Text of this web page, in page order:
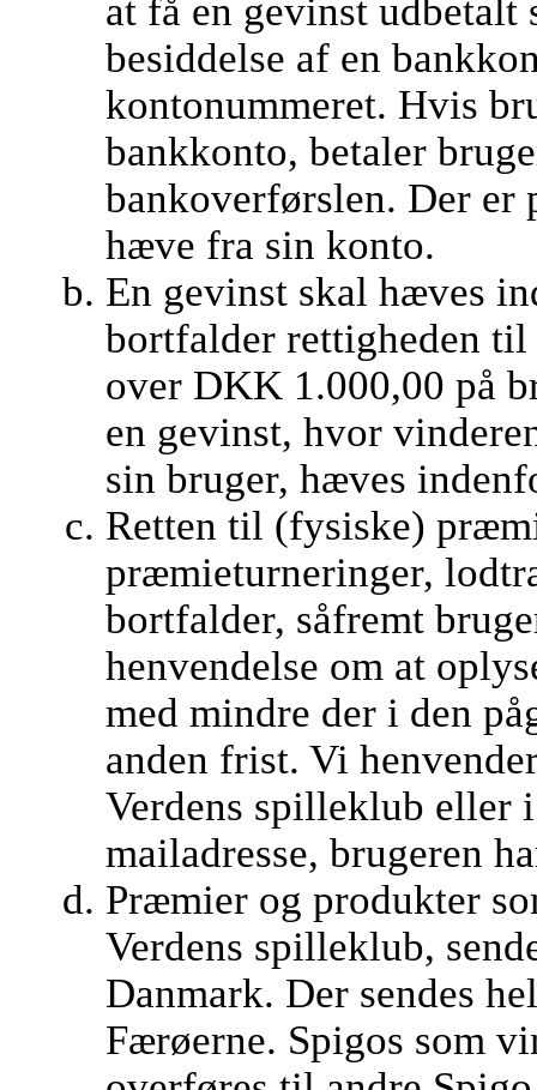
at få en gevinst
besiddelse af en
kontonummeret. Hvis
bankkonto, betaler
bankoverførslen. Der er
hæve fra sin konto.
En gevinst skal hæves
bortfalder rettigheden til
over DKK 1.000,00 på
en gevinst, hvor
sin bruger, hæves
Retten til (fysiske)
præmieturneringer,
bortfalder, såfremt
henvendelse om at
med mindre der i den
anden frist. Vi
Verdens spilleklub
mailadresse, brugeren
Præmier og produkter
Verdens spilleklub,
Danmark. Der sendes
Færøerne. Spigos som